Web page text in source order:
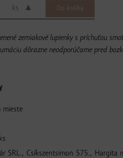
ks ▲
zemiakové lupienky s príchuťou
dôrazne neodporúčame pred
mieste
SRL., Csíkszentsimon 575., Hargita